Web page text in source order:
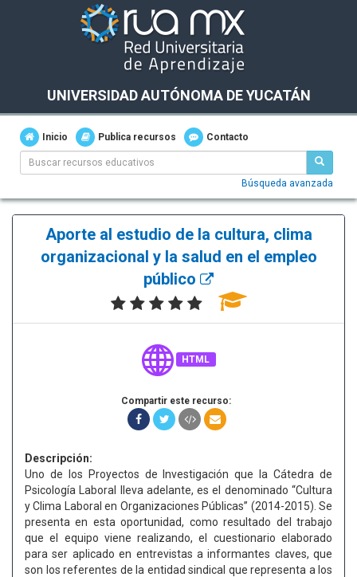
UNIVERSIDAD AUTÓNOMA DE YUCATÁN
Inicio Publica recursos Contacto
Búsqueda avanzada
Aporte al estudio de la cultura, clima
organizacional y la salud en el empleo
público
HTML
Compartir este recurso:
Descripción:
Uno de los Proyectos de Investigación que la Cátedra de
Psicología Laboral lleva adelante, es el denominado “Cultura
y Clima Laboral en Organizaciones Públicas” (2014-2015). Se
presenta en esta oportunidad, como resultado del trabajo
que el equipo viene realizando, el cuestionario elaborado
para ser aplicado en entrevistas a informantes claves, que
son los referentes de la entidad sindical que representa a los